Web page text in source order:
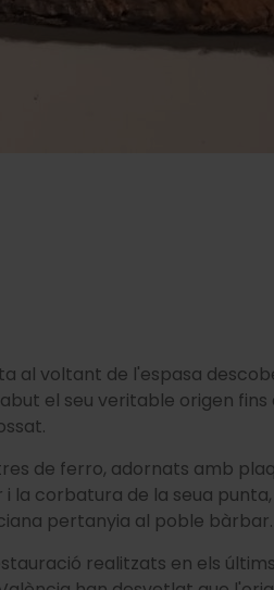
al voltant de l'espasa
el seu veritable origen
de ferro, adornats amb
la corbatura de la seua
pertanyia al poble bàrbar.
realitzats en els